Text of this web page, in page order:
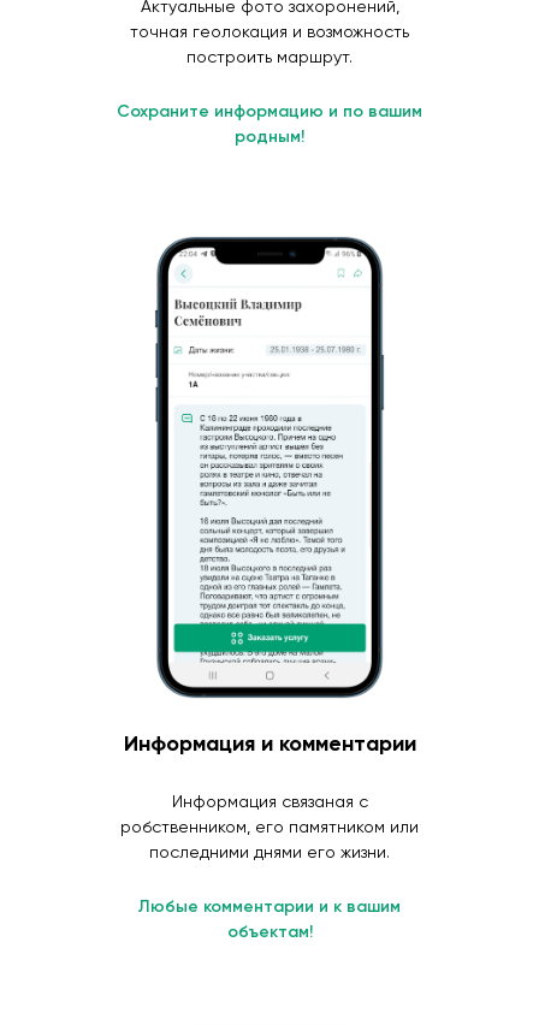
Актуальные фото захоронений,
точная геолокация и возможность
построить маршрут.
Сохраните информацию и по вашим
родным!
Информация и комментарии
Информация связаная с
робственником, его памятником или
последними днями его жизни.
Любые комментарии и к вашим
объектам!